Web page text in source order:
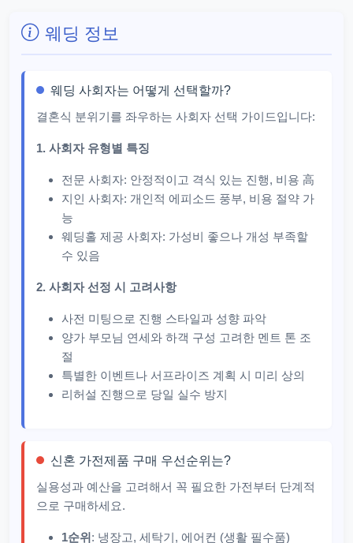
웨딩 정보
웨딩 사회자는 어떻게 선택할까?
결혼식 분위기를 좌우하는 사회자 선택 가이드입니다:
1. 사회자 유형별 특징
전문 사회자: 안정적이고 격식 있는 진행, 비용 高
지인 사회자: 개인적 에피소드 풍부, 비용 절약 가
능
웨딩홀 제공 사회자: 가성비 좋으나 개성 부족할
수 있음
2. 사회자 선정 시 고려사항
사전 미팅으로 진행 스타일과 성향 파악
양가 부모님 연세와 하객 구성 고려한 멘트 톤 조
절
특별한 이벤트나 서프라이즈 계획 시 미리 상의
리허설 진행으로 당일 실수 방지
신혼 가전제품 구매 우선순위는?
실용성과 예산을 고려해서 꼭 필요한 가전부터 단계적
으로 구매하세요.
1순위 : 냉장고, 세탁기, 에어컨 (생활 필수품)